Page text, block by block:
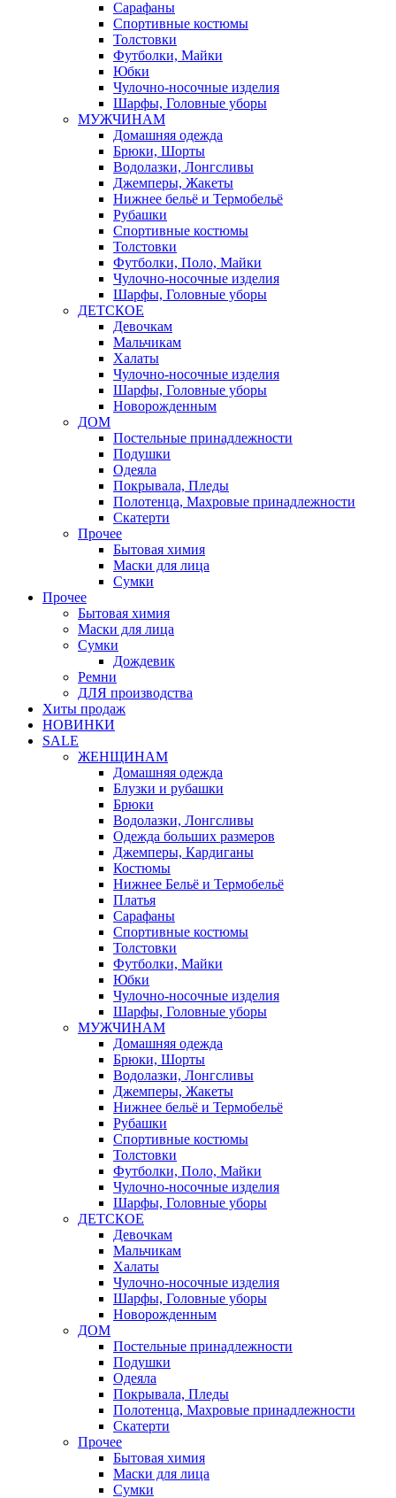
Сарафаны
Спортивные костюмы
Толстовки
Футболки, Майки
Юбки
Чулочно-носочные изделия
Шарфы, Головные уборы
МУЖЧИНАМ
Домашняя одежда
Брюки, Шорты
Водолазки, Лонгсливы
Джемперы, Жакеты
Нижнее бельё и Термобельё
Рубашки
Спортивные костюмы
Толстовки
Футболки, Поло, Майки
Чулочно-носочные изделия
Шарфы, Головные уборы
ДЕТСКОЕ
Девочкам
Мальчикам
Халаты
Чулочно-носочные изделия
Шарфы, Головные уборы
Новорожденным
ДОМ
Постельные принадлежности
Подушки
Одеяла
Покрывала, Пледы
Полотенца, Махровые принадлежности
Скатерти
Прочее
Бытовая химия
Маски для лица
Сумки
Прочее
Бытовая химия
Маски для лица
Сумки
Дождевик
Ремни
ДЛЯ производства
Хиты продаж
НОВИНКИ
SALE
ЖЕНЩИНАМ
Домашняя одежда
Блузки и рубашки
Брюки
Водолазки, Лонгсливы
Одежда больших размеров
Джемперы, Кардиганы
Костюмы
Нижнее Бельё и Термобельё
Платья
Сарафаны
Спортивные костюмы
Толстовки
Футболки, Майки
Юбки
Чулочно-носочные изделия
Шарфы, Головные уборы
МУЖЧИНАМ
Домашняя одежда
Брюки, Шорты
Водолазки, Лонгсливы
Джемперы, Жакеты
Нижнее бельё и Термобельё
Рубашки
Спортивные костюмы
Толстовки
Футболки, Поло, Майки
Чулочно-носочные изделия
Шарфы, Головные уборы
ДЕТСКОЕ
Девочкам
Мальчикам
Халаты
Чулочно-носочные изделия
Шарфы, Головные уборы
Новорожденным
ДОМ
Постельные принадлежности
Подушки
Одеяла
Покрывала, Пледы
Полотенца, Махровые принадлежности
Скатерти
Прочее
Бытовая химия
Маски для лица
Сумки